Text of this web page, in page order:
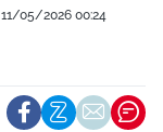
11/05/2026 00:24